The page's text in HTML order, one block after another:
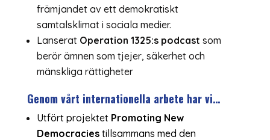
främjandet av ett demokratiskt
samtalsklimat i sociala medier.
Lanserat Operation 1325:s podcast som
berör ämnen som tjejer, säkerhet och
mänskliga rättigheter
Genom vårt internationella arbete har vi…
Utfört projektetPromoting New
Democracies tillsammans med den